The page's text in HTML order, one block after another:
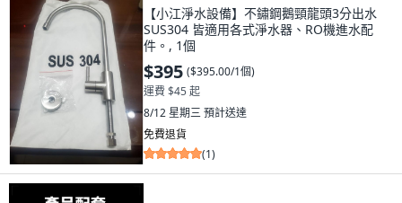
【小江淨水設備】不鏽鋼鵝頸龍頭3分出水
SUS304 皆適用各式淨水器、RO機進水配
件。, 1個
$395 ($395.00/1個)
運費 $45 起
8/12 星期三預計送達
免費退貨
(1)